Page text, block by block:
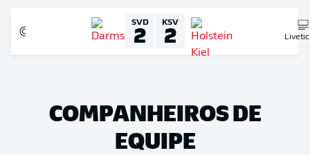
SVD
2 KSV
2
COMPANHEIROS DE
EQUIPE